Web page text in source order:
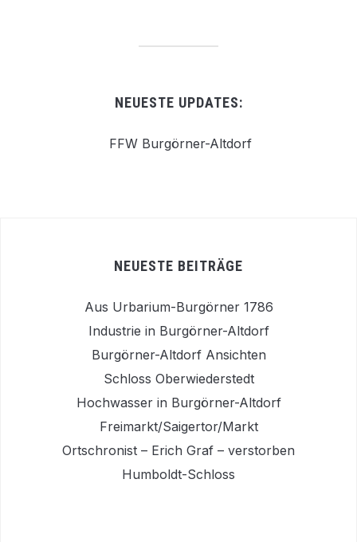
NEUESTE UPDATES:
FFW Burgörner-Altdorf
NEUESTE BEITRÄGE
Aus Urbarium-Burgörner 1786
Industrie in Burgörner-Altdorf
Burgörner-Altdorf Ansichten
Schloss Oberwiederstedt
Hochwasser in Burgörner-Altdorf
Freimarkt/Saigertor/Markt
Ortschronist – Erich Graf – verstorben
Humboldt-Schloss